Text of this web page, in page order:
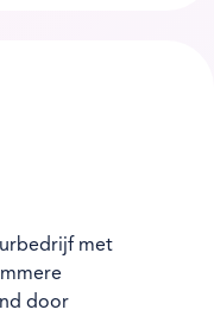
met
door